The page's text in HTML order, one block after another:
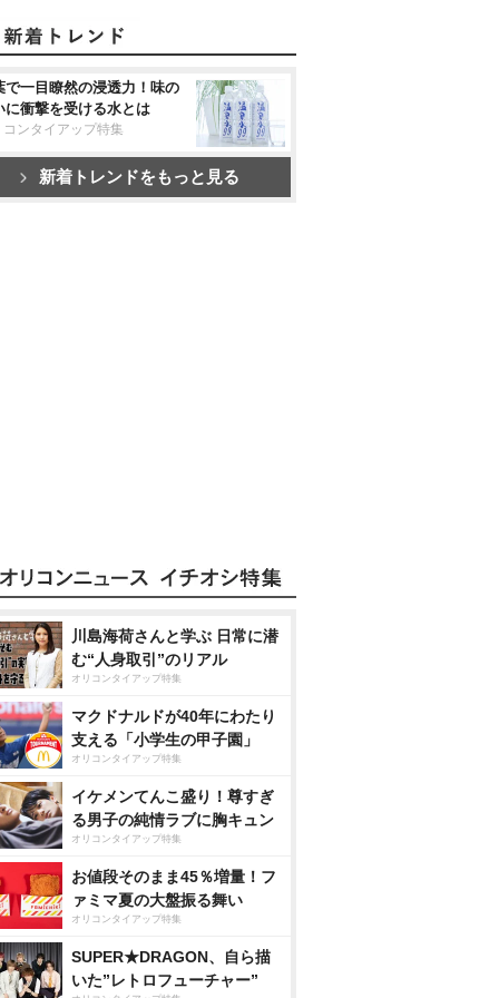
で一目瞭然の浸透力！味の
に衝撃を受ける水とは
コンタイアップ特集
新着トレンドをもっと見る
川島海荷さんと学ぶ 日常に潜
む“人身取引”のリアル
オリコンタイアップ特集
マクドナルドが40年にわたり
支える「小学生の甲子園」
オリコンタイアップ特集
イケメンてんこ盛り！尊すぎ
る男子の純情ラブに胸キュン
オリコンタイアップ特集
お値段そのまま45％増量！フ
ァミマ夏の大盤振る舞い
オリコンタイアップ特集
SUPER★DRAGON、自ら描
いた”レトロフューチャー”